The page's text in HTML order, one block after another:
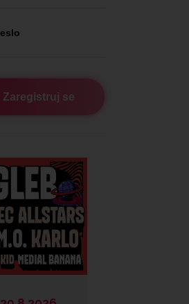
Zaregistruj se